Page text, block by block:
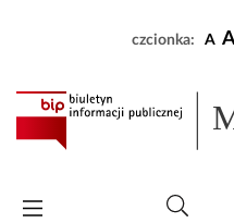
czcionka: A